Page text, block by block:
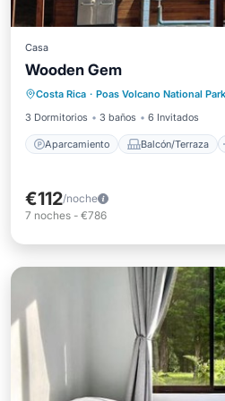
Casa
Wooden Gem
Costa Rica · Poas Volcano National Park
3 Dormitorios
3 baños 6 Invitados
Aparcamiento Balcón/Terraza
Aparcamiento
Cocina
Internet
€112/noche
7 noches - €786